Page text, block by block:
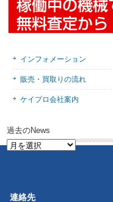
インフォメーション
販売・買取りの流れ
ケイプロ会社案内
過去のNews
過
連絡先